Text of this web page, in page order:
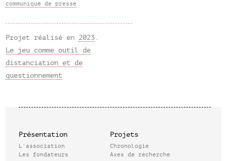
communiqué de presse
Projet réalisé en 2023 .
Le jeu comme outil de
distanciation et de
questionnement
Présentation
L’association
Les fondateurs
Projets
Chronologie
Axes de recherche